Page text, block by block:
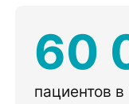
60
пациентов в